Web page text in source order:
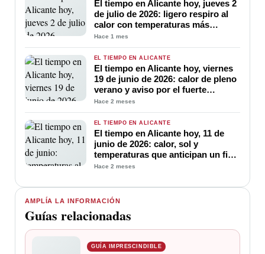
AMPLÍA LA INFORMACIÓN
Guías relacionadas
GUÍA IMPRESCINDIBLE
El tiempo en Alicante hoy, jueves 2
de julio de 2026: ligero respiro al
calor con temperaturas más
suaves y cielo poco nuboso
Hace 1 mes
EL TIEMPO EN ALICANTE
El tiempo en Alicante hoy, viernes
19 de junio de 2026: calor de pleno
verano y aviso por el fuerte
ascenso de temperaturas
Hace 2 meses
EL TIEMPO EN ALICANTE
El tiempo en Alicante hoy, 11 de
junio de 2026: calor, sol y
temperaturas que anticipan un fin
de semana veraniego
Hace 2 meses